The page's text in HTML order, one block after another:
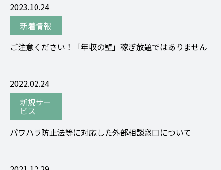
2023.10.24
新着情報
ご注意ください！「年収の壁」稼ぎ放題ではありません
2022.02.24
新規サー
ビス
パワハラ防止法等に対応した外部相談窓口について